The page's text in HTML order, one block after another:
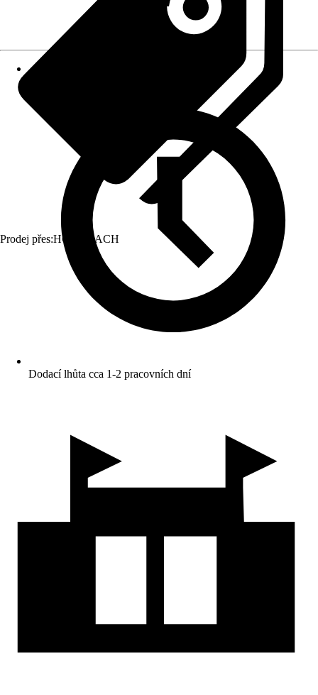
Prodej přes:HORNBACH
Dodací lhůta cca 1-2 pracovních dní